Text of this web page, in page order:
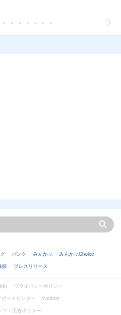
バンク みんかぶ
みんかぶChoice
探 プレスリリース
約
プライバシーポリシー
ートセンター
livedoor
ツ・広告ポリシー